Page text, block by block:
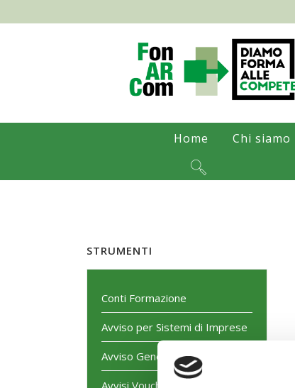
Home Chi siamo
STRUMENTI
Conti Formazione
Avviso per Sistemi di Imprese
Avviso Generalista
Avvisi Voucher